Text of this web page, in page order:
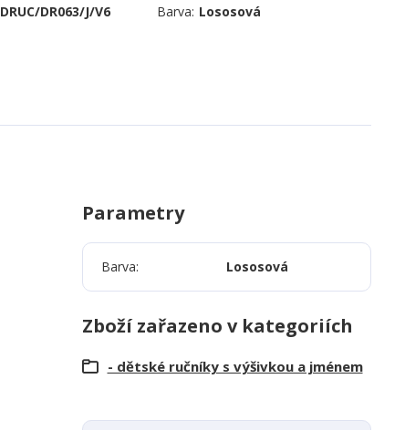
DRUC/DR063/J/V6 Barva: Lososová
Parametry
Barva Lososová
Zboží zařazeno v kategoriích
- dětské ručníky s výšivkou a jménem